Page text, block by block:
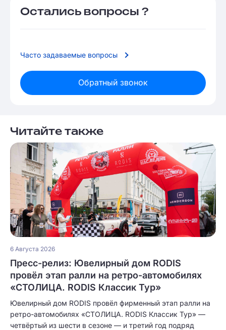
Остались вопросы ?
Часто задаваемые вопросы
Обратный звонок
Читайте также
6 Августа 2026
Пресс-релиз: Ювелирный дом RODIS
провёл этап ралли на ретро-автомобилях
«СТОЛИЦА. RODIS Классик Тур»
Ювелирный дом RODIS провёл фирменный этап ралли на
ретро-автомобилях «СТОЛИЦА. RODIS Классик Тур» —
четвёртый из шести в сезоне — и третий год подряд